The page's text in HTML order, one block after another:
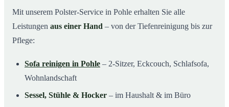
Mit unserem Polster-Service in Pohle erhalten Sie alle
Leistungen aus einer Hand – von der Tiefenreinigung bis zur
Pflege:
Sofa reinigen in Pohle – 2-Sitzer, Eckcouch, Schlafsofa,
Wohnlandschaft
Sessel, Stühle & Hocker – im Haushalt & im Büro